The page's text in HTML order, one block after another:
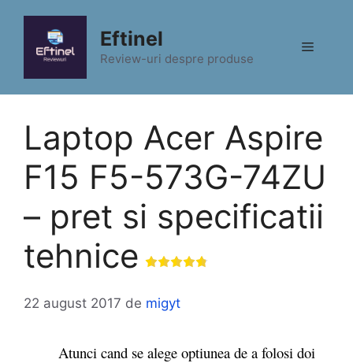
conținut
Eftinel
Review-uri despre produse
Meniu
Laptop Acer Aspire
F15 F5-573G-74ZU
– pret si specificatii
tehnice
22 august 2017 de migyt
Atunci cand se alege optiunea de a folosi doi